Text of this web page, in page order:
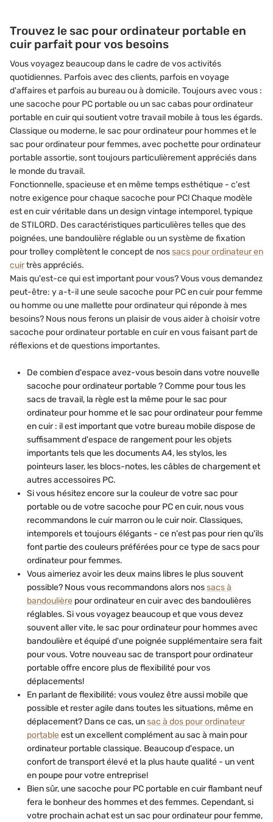
Trouvez le sac pour ordinateur portable en
cuir parfait pour vos besoins
Vous voyagez beaucoup dans le cadre de vos activités
quotidiennes. Parfois avec des clients, parfois en voyage
d'affaires et parfois au bureau ou à domicile. Toujours avec vous :
une sacoche pour PC portable ou un sac cabas pour ordinateur
portable en cuir qui soutient votre travail mobile à tous les égards.
Classique ou moderne, le sac pour ordinateur pour hommes et le
sac pour ordinateur pour femmes, avec pochette pour ordinateur
portable assortie, sont toujours particulièrement appréciés dans
le monde du travail.
Fonctionnelle, spacieuse et en même temps esthétique - c'est
notre exigence pour chaque sacoche pour PC! Chaque modèle
est en cuir véritable dans un design vintage intemporel, typique
de STILORD. Des caractéristiques particulières telles que des
poignées, une bandoulière réglable ou un système de fixation
pour trolley complètent le concept de nossacs pour ordinateur en
cuirtrès appréciés.
Mais qu'est-ce qui est important pour vous? Vous vous demandez
peut-être: y a-t-il une seule sacoche pour PC en cuir pour femme
ou homme ou une mallette pour ordinateur qui réponde à mes
besoins? Nous nous ferons un plaisir de vous aider à choisir votre
sacoche pour ordinateur portable en cuir en vous faisant part de
réflexions et de questions importantes.
De combien d'espace avez-vous besoin dans votre nouvelle
sacoche pour ordinateur portable ? Comme pour tous les
sacs de travail, la règle est la même pour le sac pour
ordinateur pour homme et le sac pour ordinateur pour femme
en cuir : il est important que votre bureau mobile dispose de
suffisamment d'espace de rangement pour les objets
importants tels que les documents A4, les stylos, les
pointeurs laser, les blocs-notes, les câbles de chargement et
autres accessoires PC.
Si vous hésitez encore sur la couleur de votre sac pour
portable ou de votre sacoche pour PC en cuir, nous vous
recommandons le cuir marron ou le cuir noir. Classiques,
intemporels et toujours élégants - ce n'est pas pour rien qu'ils
font partie des couleurs préférées pour ce type de sacs pour
ordinateur pour femmes.
Vous aimeriez avoir les deux mains libres le plus souvent
possible? Nous vous recommandons alors nossacs à
bandoulière pour ordinateur en cuir avec des bandoulières
réglables. Si vous voyagez beaucoup et que vous devez
souvent aller vite, le sac pour ordinateur pour hommes avec
bandoulière et équipé d'une poignée supplémentaire sera fait
pour vous. Votre nouveau sac de transport pour ordinateur
portable offre encore plus de flexibilité pour vos
déplacements!
En parlant de flexibilité: vous voulez être aussi mobile que
possible et rester agile dans toutes les situations, même en
déplacement? Dans ce cas, unsac à dos pour ordinateur
portable est un excellent complément au sac à main pour
ordinateur portable classique. Beaucoup d'espace, un
confort de transport élevé et la plus haute qualité - un vent
en poupe pour votre entreprise!
Bien sûr, une sacoche pour PC portable en cuir flambant neuf
fera le bonheur des hommes et des femmes. Cependant, si
votre prochain achat est un sac pour ordinateur pour femme,